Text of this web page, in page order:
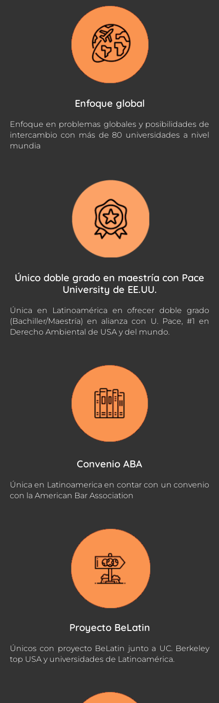
Enfoque global
Enfoque en problemas globales y posibilidades de
intercambio con más de 80 universidades a nivel
mundia
Único doble grado en maestría con Pace
University de EE.UU.
Única en Latinoamérica en ofrecer doble grado
(Bachiller/Maestría) en alianza con U. Pace, #1 en
Derecho Ambiental de USA y del mundo.
Convenio ABA
Única en Latinoamerica en contar con un convenio
con la American Bar Association
Proyecto BeLatin
Únicos con proyecto BeLatin junto a UC. Berkeley
top USA y universidades de Latinoamérica.